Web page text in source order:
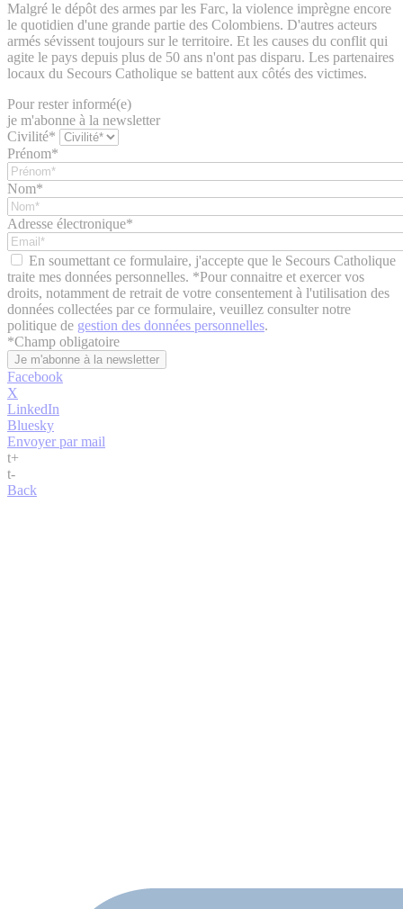
Malgré le dépôt des armes par les Farc, la violence imprègne encore
le quotidien d'une grande partie des Colombiens. D'autres acteurs
armés sévissent toujours sur le territoire. Et les causes du conflit qui
agite le pays depuis plus de 50 ans n'ont pas disparu. Les partenaires
locaux du Secours Catholique se battent aux côtés des victimes.
Pour rester informé(e)
je m'abonne à la newsletter
Civilité*
Prénom*
Nom*
Adresse électronique*
En soumettant ce formulaire, j'accepte que le Secours Catholique
traite mes données personnelles. *Pour connaitre et exercer vos
droits, notamment de retrait de votre consentement à l'utilisation des
données collectées par ce formulaire, veuillez consulter notre
politique de gestion des données personnelles.
*Champ obligatoire
Facebook
X
LinkedIn
Bluesky
Envoyer par mail
t+
t-
Back